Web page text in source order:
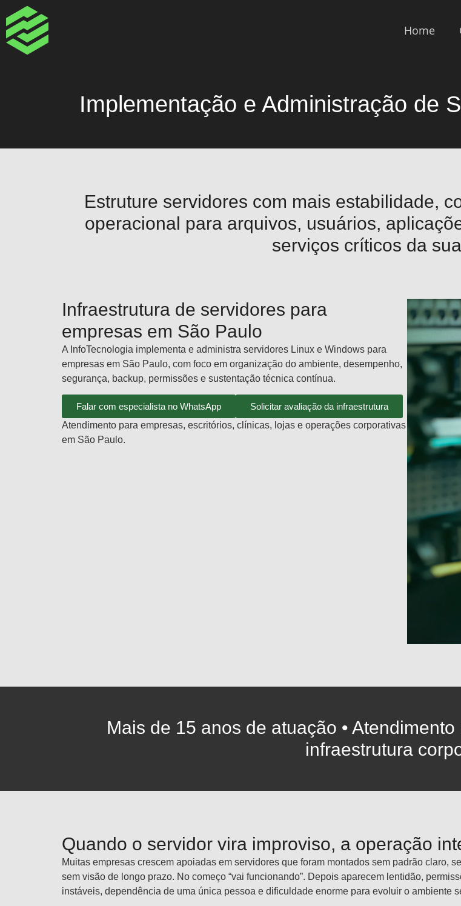
Home
Implementação e Administração de
Estruture servidores com mais estabilidade,
operacional para arquivos, usuários,
serviços críticos da
Infraestrutura de servidores para
empresas em São Paulo
A InfoTecnologia implementa e administra servidores Linux e Windows para
empresas em São Paulo, com foco em organização do ambiente, desempenho,
segurança, backup, permissões e sustentação técnica contínua.
Falar com especialista no WhatsApp
Solicitar avaliação da infraestrutura
Atendimento para empresas, escritórios, clínicas, lojas e operações corporativas
em São Paulo.
Mais de 15 anos de atuação •
infraestrutura
Quando o servidor vira improviso, a operação
Muitas empresas crescem apoiadas em servidores que foram montados sem padrão claro,
sem visão de longo prazo. No começo “vai funcionando”. Depois aparecem lentidão,
instáveis, dependência de uma única pessoa e dificuldade enorme para evoluir o ambiente